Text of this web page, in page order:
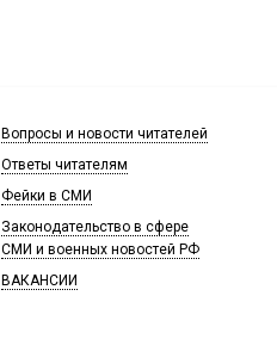
Вопросы и новости читателей
Ответы читателям
Фейки в СМИ
Законодательство в сфере
СМИ и военных новостей РФ
ВАКАНСИИ